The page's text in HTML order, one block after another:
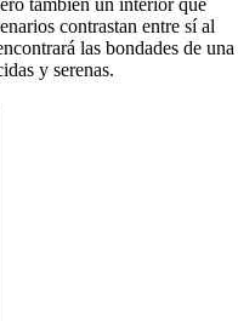
también un interior que
contrastan entre sí al
las bondades de una
y serenas.